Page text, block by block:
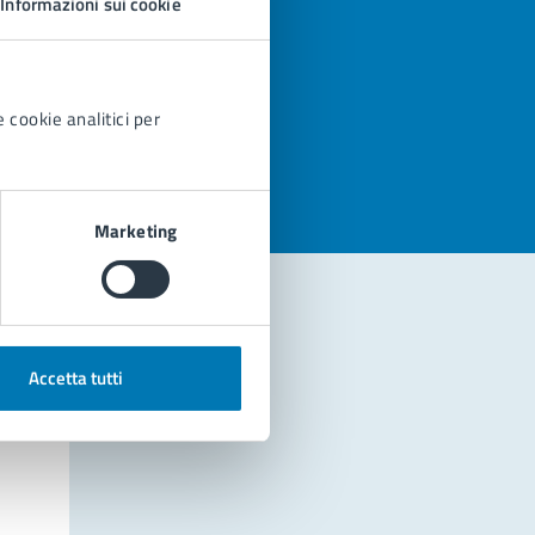
cookie analitici per
Marketing
Accetta tutti